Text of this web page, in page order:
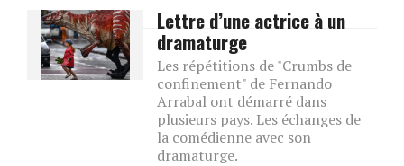
Lettre d’une actrice à un
dramaturge
Les répétitions de "Crumbs de
confinement" de Fernando
Arrabal ont démarré dans
plusieurs pays. Les échanges de
la comédienne avec son
dramaturge.